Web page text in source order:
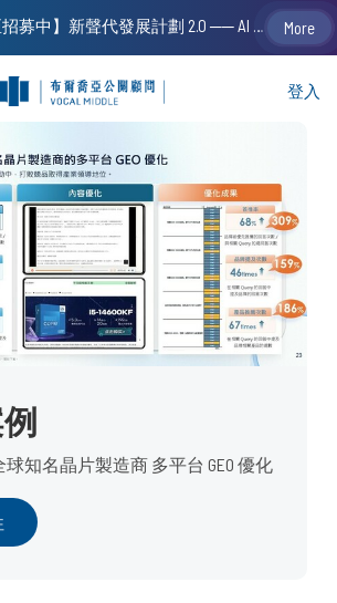
登入
全球知名晶片製造商 多平台 GEO 優化
【VM 布爾喬亞招募中】新聲代發展計劃 2.0 ── AI PR 人才加速養成計劃（歡迎「應屆畢業生」、「一年以下相關 / 三年以下非相關經驗工作者」申請加入） More